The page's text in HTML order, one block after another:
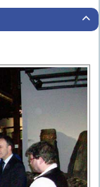
